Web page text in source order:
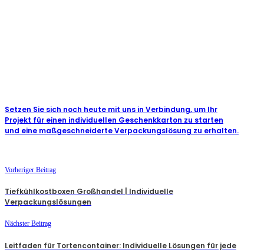
Setzen Sie sich noch heute mit uns in Verbindung, um Ihr
Projekt für einen individuellen Geschenkkarton zu starten
und eine maßgeschneiderte Verpackungslösung zu erhalten.
Vorheriger Beitrag
Tiefkühlkostboxen Großhandel | Individuelle
Verpackungslösungen
Nächster Beitrag
Leitfaden für Tortencontainer: Individuelle Lösungen für jede